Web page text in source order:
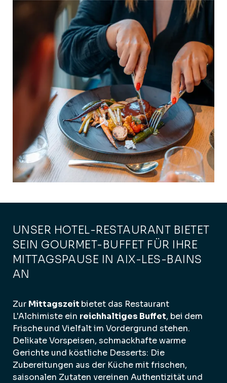
UNSER HOTEL-RESTAURANT BIETET
SEIN GOURMET-BUFFET FÜR IHRE
MITTAGSPAUSE IN AIX-LES-BAINS
AN
Zur Mittagszeit bietet das Restaurant
L'Alchimiste ein reichhaltiges Buffet, bei dem
Frische und Vielfalt im Vordergrund stehen.
Delikate Vorspeisen, schmackhafte warme
Gerichte und köstliche Desserts: Die
Zubereitungen aus der Küche mit frischen,
saisonalen Zutaten vereinen Authentizität und